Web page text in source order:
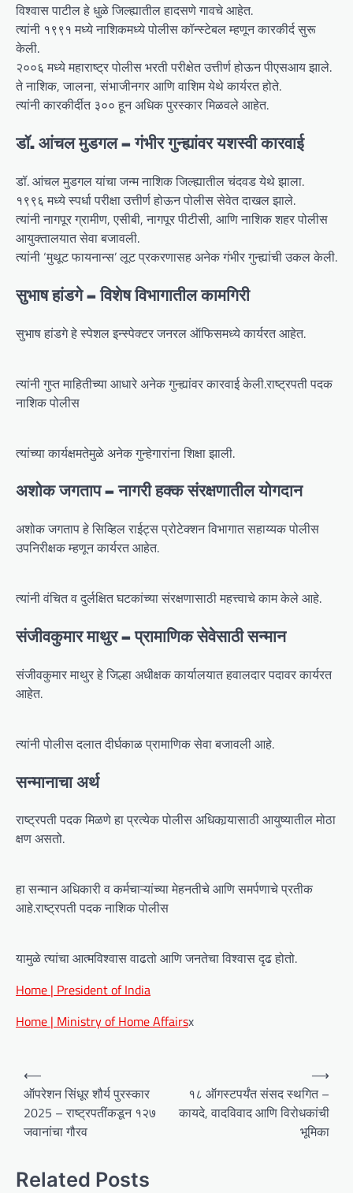
विश्वास पाटील हे धुळे जिल्ह्यातील हादसणे गावचे आहेत.
त्यांनी १९९१ मध्ये नाशिकमध्ये पोलीस कॉन्स्टेबल म्हणून कारकीर्द सुरू
केली.
२००६ मध्ये महाराष्ट्र पोलीस भरती परीक्षेत उत्तीर्ण होऊन पीएसआय झाले.
ते नाशिक, जालना, संभाजीनगर आणि वाशिम येथे कार्यरत होते.
त्यांनी कारकीर्दीत ३०० हून अधिक पुरस्कार मिळवले आहेत.
डॉ. आंचल मुडगल – गंभीर गुन्ह्यांवर यशस्वी कारवाई
डॉ. आंचल मुडगल यांचा जन्म नाशिक जिल्ह्यातील चंदवड येथे झाला.
१९९६ मध्ये स्पर्धा परीक्षा उत्तीर्ण होऊन पोलीस सेवेत दाखल झाले.
त्यांनी नागपूर ग्रामीण, एसीबी, नागपूर पीटीसी, आणि नाशिक शहर पोलीस
आयुक्तालयात सेवा बजावली.
त्यांनी ‘मुथूट फायनान्स’ लूट प्रकरणासह अनेक गंभीर गुन्ह्यांची उकल केली.
सुभाष हांडगे – विशेष विभागातील कामगिरी
सुभाष हांडगे हे स्पेशल इन्स्पेक्टर जनरल ऑफिसमध्ये कार्यरत आहेत.
त्यांनी गुप्त माहितीच्या आधारे अनेक गुन्ह्यांवर कारवाई केली.राष्ट्रपती पदक
नाशिक पोलीस
त्यांच्या कार्यक्षमतेमुळे अनेक गुन्हेगारांना शिक्षा झाली.
अशोक जगताप – नागरी हक्क संरक्षणातील योगदान
अशोक जगताप हे सिव्हिल राईट्स प्रोटेक्शन विभागात सहाय्यक पोलीस
उपनिरीक्षक म्हणून कार्यरत आहेत.
त्यांनी वंचित व दुर्लक्षित घटकांच्या संरक्षणासाठी महत्त्वाचे काम केले आहे.
संजीवकुमार माथुर – प्रामाणिक सेवेसाठी सन्मान
संजीवकुमार माथुर हे जिल्हा अधीक्षक कार्यालयात हवालदार पदावर कार्यरत
आहेत.
त्यांनी पोलीस दलात दीर्घकाळ प्रामाणिक सेवा बजावली आहे.
सन्मानाचा अर्थ
राष्ट्रपती पदक मिळणे हा प्रत्येक पोलीस अधिकार्‍यासाठी आयुष्यातील मोठा
क्षण असतो.
हा सन्मान अधिकारी व कर्मचाऱ्यांच्या मेहनतीचे आणि समर्पणाचे प्रतीक
आहे.राष्ट्रपती पदक नाशिक पोलीस
यामुळे त्यांचा आत्मविश्वास वाढतो आणि जनतेचा विश्वास दृढ होतो.
Home | President of India
Home | Ministry of Home Affairsx
n
⟵
ऑपरेशन सिंधूर शौर्य पुरस्कार
2025 – राष्ट्रपतींकडून १२७
जवानांचा गौरव
१८ ऑगस्टपर्यंत संसद स्थगित –
कायदे, वादविवाद आणि विरोधकांची
भूमिका
⟶
Related Posts